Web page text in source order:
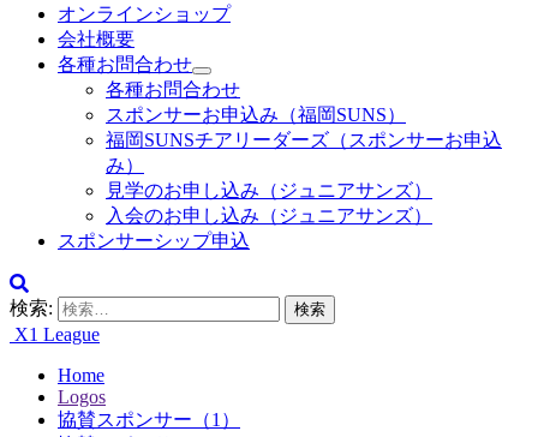
オンラインショップ
会社概要
各種お問合わせ
各種お問合わせ
スポンサーお申込み（福岡SUNS）
福岡SUNSチアリーダーズ（スポンサーお申込
み）
見学のお申し込み（ジュニアサンズ）
入会のお申し込み（ジュニアサンズ）
スポンサーシップ申込
検索:
X1 League
Home
Logos
協賛スポンサー（1）